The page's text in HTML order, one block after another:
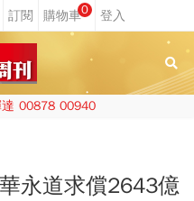
0
00878 00940
永道求償2643億